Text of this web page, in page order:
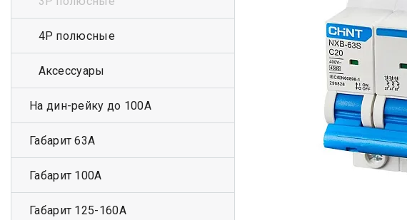
4Р полюсные
Аксессуары
На дин-рейку до 100А
Габарит 63А
Габарит 100А
Габарит 125-160А